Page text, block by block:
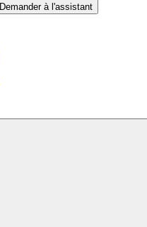
Demander à l'assistant